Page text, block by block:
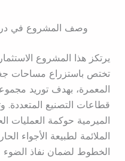
وصف المشروع في
يرتكز هذا المشروع
تختص باستزراع مساحات
المعمرة، بهدف توريد
قطاعات التصنيع
الميرمية حوكمة العمليات
الملائمة لطبيعة الأجواء
الخطوط لضمان نفاذ الضوء